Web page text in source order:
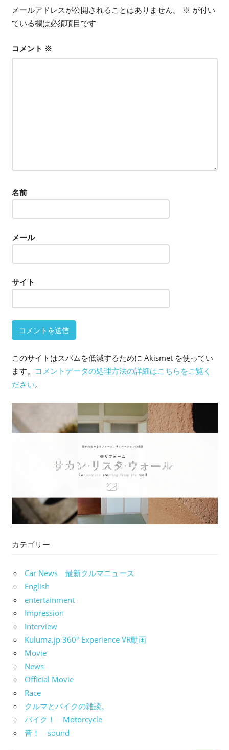
ー
ョ
メールアドレスが公開されることはありません。 ※ が付い
ている欄は必須項目です
コメント ※
名前
メール
サイト
このサイトはスパムを低減するために Akismet を使ってい
ます。 コメントデータの処理方法の詳細はこちらをご覧く
ださい。
カテゴリー
Car News 最新クルマニュース
English
entertainment
Impression
Interview
Kuluma.jp 360° Experience VR動画
Movie
News
Official Movie
Race
クルマとバイクの雑談。
バイク！ Motorcycle
音！ sound